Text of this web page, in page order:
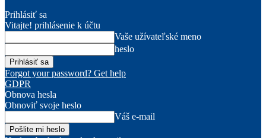
Prihlásiť sa
Vitajte! prihlásenie k účtu
Vaše užívateľské meno
heslo
Forgot your password? Get help
GDPR
Obnova hesla
Obnoviť svoje heslo
Váš e-mail